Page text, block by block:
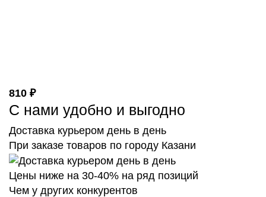
810 ₽
С нами удобно и выгодно
Доставка курьером день в день
При заказе товаров по городу Казани
Цены ниже на 30-40% на ряд позиций
Чем у других конкурентов